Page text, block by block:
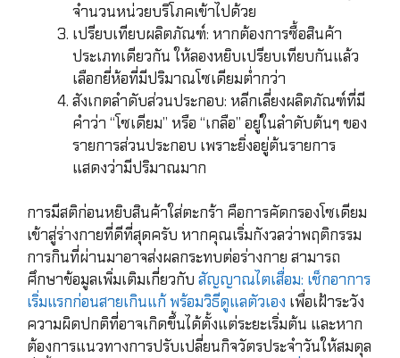
จำนวนหน่วยบริโภคเข้าไปด้วย
เปรียบเทียบผลิตภัณฑ์: หากต้องการซื้อสินค้า
ประเภทเดียวกัน ให้ลองหยิบเปรียบเทียบกันแล้ว
เลือกยี่ห้อที่มีปริมาณโซเดียมต่ำกว่า
สังเกตลำดับส่วนประกอบ: หลีกเลี่ยงผลิตภัณฑ์ที่มี
คำว่า “โซเดียม” หรือ “เกลือ” อยู่ในลำดับต้นๆ ของ
รายการส่วนประกอบ เพราะยิ่งอยู่ต้นรายการ
แสดงว่ามีปริมาณมาก
การมีสติก่อนหยิบสินค้าใส่ตะกร้า คือการคัดกรองโซเดียม
เข้าสู่ร่างกายที่ดีที่สุดครับ หากคุณเริ่มกังวลว่าพฤติกรรม
การกินที่ผ่านมาอาจส่งผลกระทบต่อร่างกาย สามารถ
ศึกษาข้อมูลเพิ่มเติมเกี่ยวกับ สัญญาณไตเสื่อม: เช็กอาการ
เริ่มแรกก่อนสายเกินแก้ พร้อมวิธีดูแลตัวเอง เพื่อเฝ้าระวัง
ความผิดปกติที่อาจเกิดขึ้นได้ตั้งแต่ระยะเริ่มต้น และหาก
ต้องการแนวทางการปรับเปลี่ยนกิจวัตรประจำวันให้สมดุล